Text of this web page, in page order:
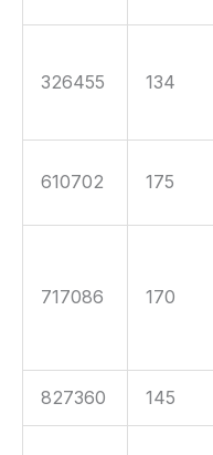
326455 134
610702 175
717086 170
827360 145